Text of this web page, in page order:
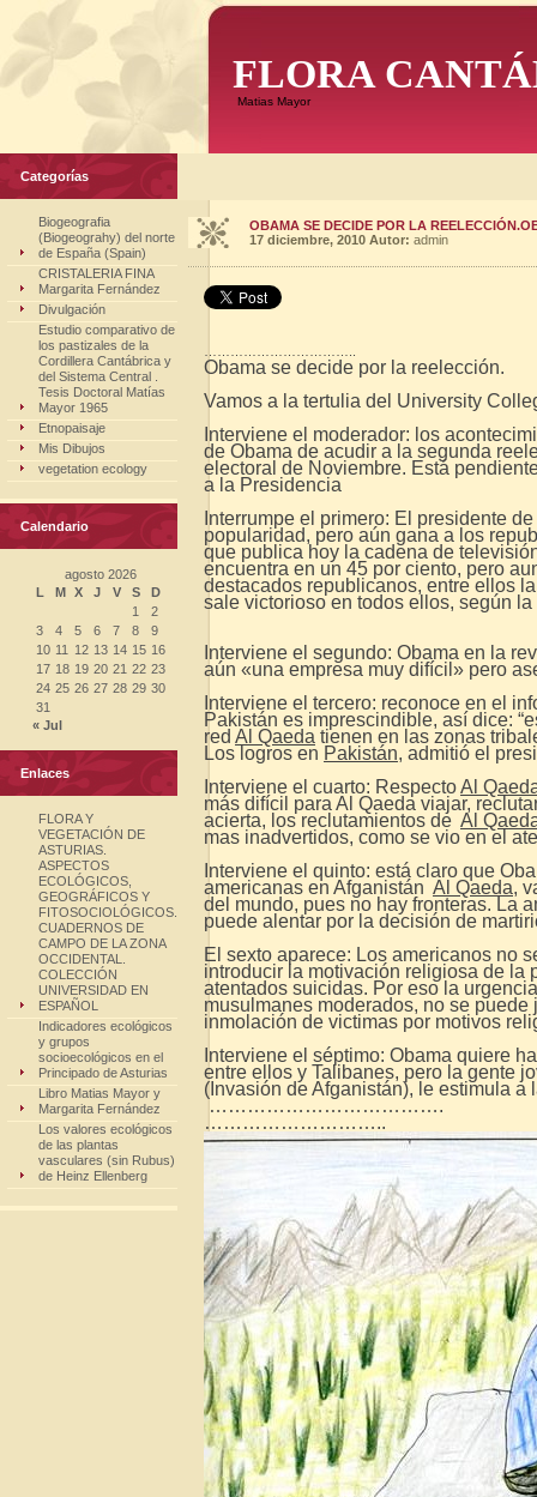
FLORA
Matias Mayor
Categorías
Biogeografia
(Biogeograhy) del norte
de España (Spain)
CRISTALERIA FINA
Margarita Fernández
Divulgación
Estudio comparativo de
los pastizales de la
Cordillera Cantábrica y
del Sistema Central .
Tesis Doctoral Matías
Mayor 1965
Etnopaisaje
Mis Dibujos
vegetation ecology
Calendario
agosto 2026
L
M X J V S
D
1
2
3
4 5 6 7 8
9
10 11 12 13 14 15 16
17 18 19 20 21 22 23
24 25 26 27 28 29 30
31
« Jul
Enlaces
FLORA Y
VEGETACIÓN DE
ASTURIAS.
ASPECTOS
ECOLÓGICOS,
GEOGRÁFICOS Y
FITOSOCIOLÓGICOS.
CUADERNOS DE
CAMPO DE LA ZONA
OCCIDENTAL.
COLECCIÓN
UNIVERSIDAD EN
ESPAÑOL
Indicadores ecológicos
y grupos
socioecológicos en el
Principado de Asturias
Libro Matias Mayor y
Margarita Fernández
Los valores ecológicos
de las plantas
vasculares (sin Rubus)
de Heinz Ellenberg
OBAMA SE DECIDE POR LA
17 diciembre, 2010 Autor: admin
Obama se decide por la reelección.
Vamos a la tertulia del University
Interviene el moderador: los
de Obama de acudir a la segunda
electoral de Noviembre. Está
a la Presidencia
Interrumpe el primero: El presidente
popularidad, pero aún gana a los
que publica hoy la cadena de
encuentra en un 45 por ciento, pero
destacados republicanos, entre ellos
sale victorioso en todos ellos, según la
Interviene el segundo: Obama en la
aún «una empresa muy difícil» pero
Interviene el tercero: reconoce en el
Pakistán es imprescindible, así dice:
red Al Qaeda tienen en las zonas
Los logros en Pakistán, admitió el
Interviene el cuarto: RespectoAl
más difícil para Al Qaeda viajar,
acierta, los reclutamientos de Al
mas inadvertidos, como se vio en el
Interviene el quinto: está claro que
americanas en Afganistán Al Qaeda,
del mundo, pues no hay fronteras. La
puede alentar por la decisión de
El sexto aparece: Los americanos no
introducir la motivación religiosa de la
atentados suicidas. Por eso la
musulmanes moderados, no se
inmolación de victimas por motivos
Interviene el séptimo: Obama quiere
entre ellos y Talibanes, pero la gente
(Invasión de Afganistán), le estimula
……………………………….
………………………..